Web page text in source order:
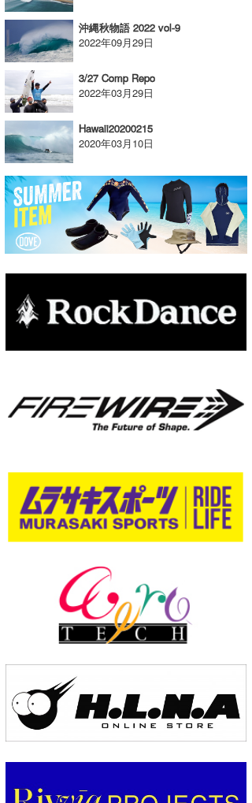
沖縄秋物語 2022 vol-9
2022年09月29日
3/27 Comp Repo
2022年03月29日
Hawaii20200215
2020年03月10日
VAGY
waka☆=
YUKI☆
たっちー
ハンマー
まっきー
三輪予報士
小川予報士
上條将美
ゴン
wanda
予報士 hiro.
banpaku
chappy
Romisea